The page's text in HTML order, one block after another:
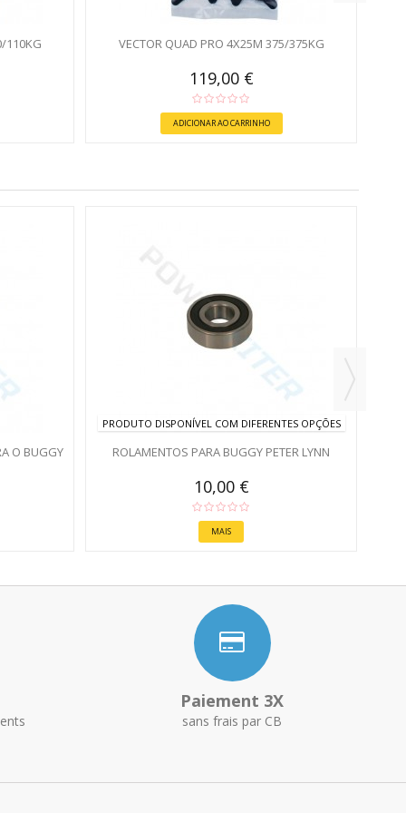
110KG VECTOR QUAD PRO 4X25M 375/375KG
119,00 €
ADICIONAR AO CARRINHO
O BUGGY
PRODUTO DISPONÍVEL COM DIFERENTES OPÇÕES
ROLAMENTOS PARA BUGGY PETER LYNN
10,00 €
MAIS
Paiement 3X
sans frais par CB